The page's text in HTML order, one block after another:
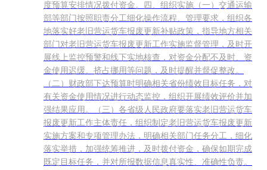
度预算安排情况拨付资金。四、组织实施（一）交通运输
部等部门按照职责分工细化操作流程、管理要求，组织各
地落实好老旧营运货车报废更新补贴政策，指导地方相关
部门对老旧营运货车报废更新工作实施监督管理，及时开
展线上监控预警和线下实地核查，对资金分配不及时、资
金使用迟缓、挤占挪用等问题，及时提醒并督促整改。
（二）财政部下达预算时明确相关省份绩效目标任务，对
有关资金使用情况进行动态监控，组织开展绩效评价并加
强结果应用。（三）各省级人民政府要落实老旧营运货车
报废更新工作主体责任，组织制定老旧营运货车报废更新
实施方案和专项管理办法，明确相关部门任务分工，细化
落实举措，加强统筹推进，及时拨付资金，确保如期完成
既定目标任务，并对所报数据信息真实性、准确性负责。